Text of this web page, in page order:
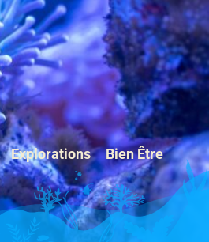
Explorations
Bien Être